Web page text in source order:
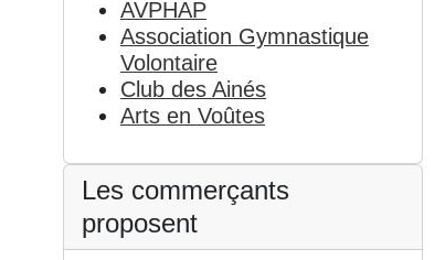
AVPHAP
Association Gymnastique
Volontaire
Club des Ainés
Arts en Voûtes
Les commerçants
proposent